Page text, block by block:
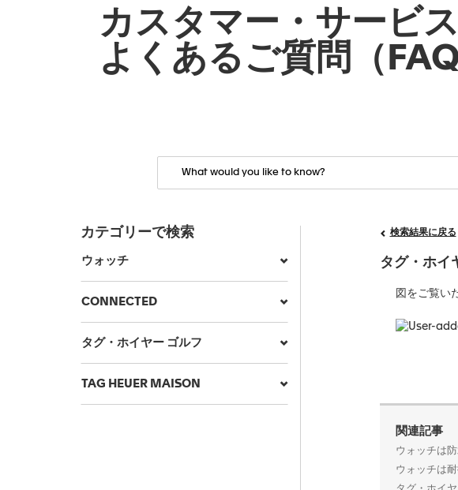
カスタマー・サービス
よくあるご質問（FAQ
カテゴリーで検索
ウォッチ
CONNECTED
タグ・ホイヤー ゴルフ
TAG HEUER MAISON
検索結果に戻る
タグ・ホイ
図をご覧い
関連記事
ウォッチは
ウォッチは